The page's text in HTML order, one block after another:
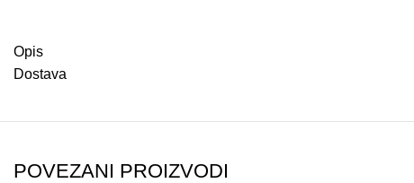
Opis
Dostava
POVEZANI PROIZVODI